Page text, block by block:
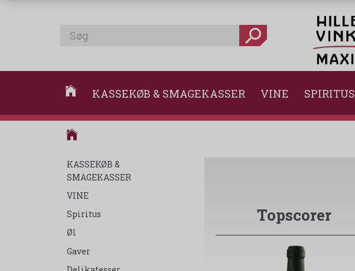
KASSEKØB & SMAGEKASSER VINE SPIRITUS
KASSEKØB &
SMAGEKASSER
VINE
Spiritus
Øl
Gaver
Topscorer